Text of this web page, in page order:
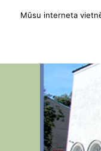
Mūsu interneta